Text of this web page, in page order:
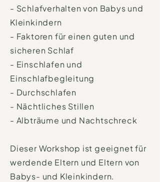
- Schlafverhalten von Babys und
Kleinkindern
- Faktoren für einen guten und
sicheren Schlaf
- Einschlafen und
Einschlafbegleitung
- Durchschlafen
- Nächtliches Stillen
- Albträume und Nachtschreck
Dieser Workshop ist geeignet für
werdende Eltern und Eltern von
Babys- und Kleinkindern.